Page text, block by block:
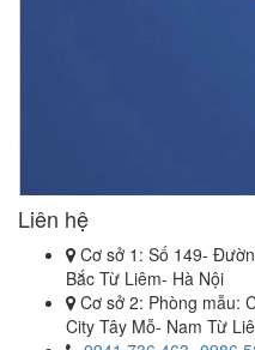
Liên hệ
Cơ sở 1: Số 149-
Bắc Từ Liêm- Hà Nội
Cơ sở 2: Phòng mẫu:
City Tây Mỗ- Nam Từ